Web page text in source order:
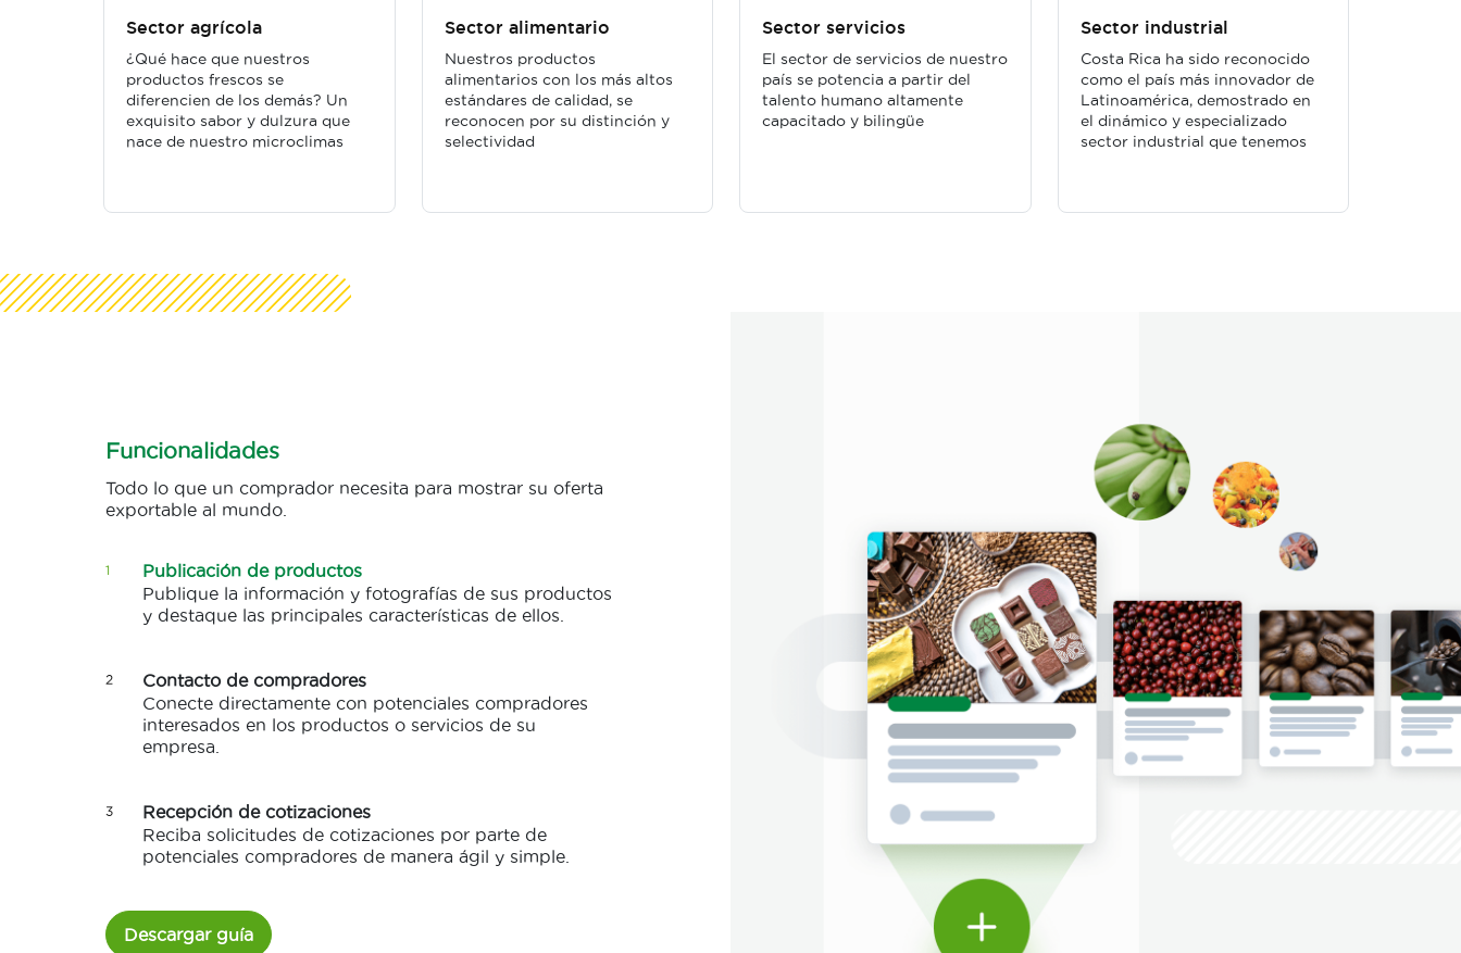
Sector agrícola
¿Qué hace que nuestros
productos frescos se
diferencien de los demás? Un
exquisito sabor y dulzura que
nace de nuestro microclimas
Sector alimentario
Nuestros productos
alimentarios con los más altos
estándares de calidad, se
reconocen por su distinción y
selectividad
Sector servicios
El sector de servicios de nuestro
país se potencia a partir del
talento humano altamente
capacitado y bilingüe
Sector industrial
Costa Rica ha sido reconocido
como el país más innovador de
Latinoamérica, demostrado en
el dinámico y especializado
sector industrial que tenemos
Funcionalidades
Todo lo que un comprador necesita para mostrar su oferta
exportable al mundo.
1
Publicación de productos
Publique la información y fotografías de sus productos
y destaque las principales características de ellos.
2
Contacto de compradores
Conecte directamente con potenciales compradores
interesados en los productos o servicios de su
empresa.
3
Recepción de cotizaciones
Reciba solicitudes de cotizaciones por parte de
potenciales compradores de manera ágil y simple.
Descargar guía